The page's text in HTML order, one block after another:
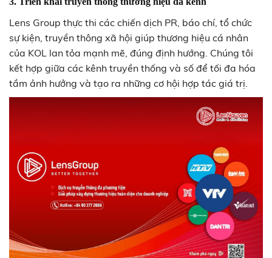
Lens Group thực thi các chiến dịch PR, báo chí, tổ chức
sự kiện, truyền thông xã hội giúp thương hiệu cá nhân
của KOL lan tỏa mạnh mẽ, đúng định hướng. Chúng tôi
kết hợp giữa các kênh truyền thống và số để tối đa hóa
tầm ảnh hưởng và tạo ra những cơ hội hợp tác giá trị.